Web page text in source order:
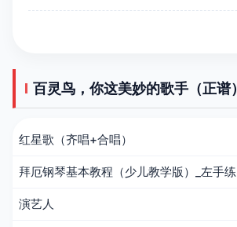
百灵鸟，你这美妙的歌手（正谱
红星歌（齐唱+合唱）
拜厄钢琴基本教程（少儿教学版）_左手
演艺人